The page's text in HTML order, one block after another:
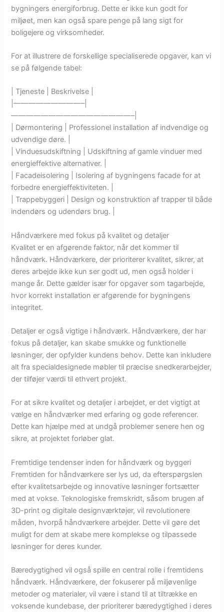
bygningers energiforbrug. Dette er ikke kun godt for
miljøet, men kan også spare penge på lang sigt for
boligejere og virksomheder.
For at illustrere de forskellige specialiserede opgaver, kan vi
se på følgende tabel:
| Tjeneste | Beskrivelse |
|—————————–|
————————————————–|
| Dørmontering | Professionel installation af indvendige og
udvendige døre. |
| Vinduesudskiftning | Udskiftning af gamle vinduer med
energieffektive alternativer. |
| Facadeisolering | Isolering af bygningens facade for at
forbedre energieffektiviteten. |
| Trappebyggeri | Design og konstruktion af trapper til både
indendørs og udendørs brug. |
Håndværkere med fokus på kvalitet og detaljer
Kvalitet er en afgørende faktor, når det kommer til
håndværk. Håndværkere, der prioriterer kvalitet, sikrer, at
deres arbejde ikke kun ser godt ud, men også holder i
mange år. Dette gælder især for opgaver som tagarbejde,
hvor korrekt installation er afgørende for bygningens
integritet.
Detaljer er også vigtige i håndværk. Håndværkere, der har
fokus på detaljer, kan skabe smukke og funktionelle
løsninger, der opfylder kundens behov. Dette kan inkludere
alt fra specialdesignede møbler til præcise snedkerarbejder,
der tilføjer værdi til ethvert projekt.
For at sikre kvalitet og detaljer i arbejdet, er det vigtigt at
vælge en håndværker med erfaring og gode referencer.
Dette kan hjælpe med at undgå problemer senere hen og
sikre, at projektet forløber glat.
Fremtidige tendenser inden for håndværk og byggeri
Fremtiden for håndværkere ser lys ud, da efterspørgslen
efter kvalitetsarbejde og innovative løsninger fortsætter
med at vokse. Teknologiske fremskridt, såsom brugen af
3D-print og digitale designværktøjer, vil revolutionere
måden, hvorpå håndværkere arbejder. Dette vil gøre det
muligt for dem at skabe mere komplekse og tilpassede
løsninger for deres kunder.
Bæredygtighed vil også spille en central rolle i fremtidens
håndværk. Håndværkere, der fokuserer på miljøvenlige
metoder og materialer, vil være i stand til at tiltrække en
voksende kundebase, der prioriterer bæredygtighed i deres